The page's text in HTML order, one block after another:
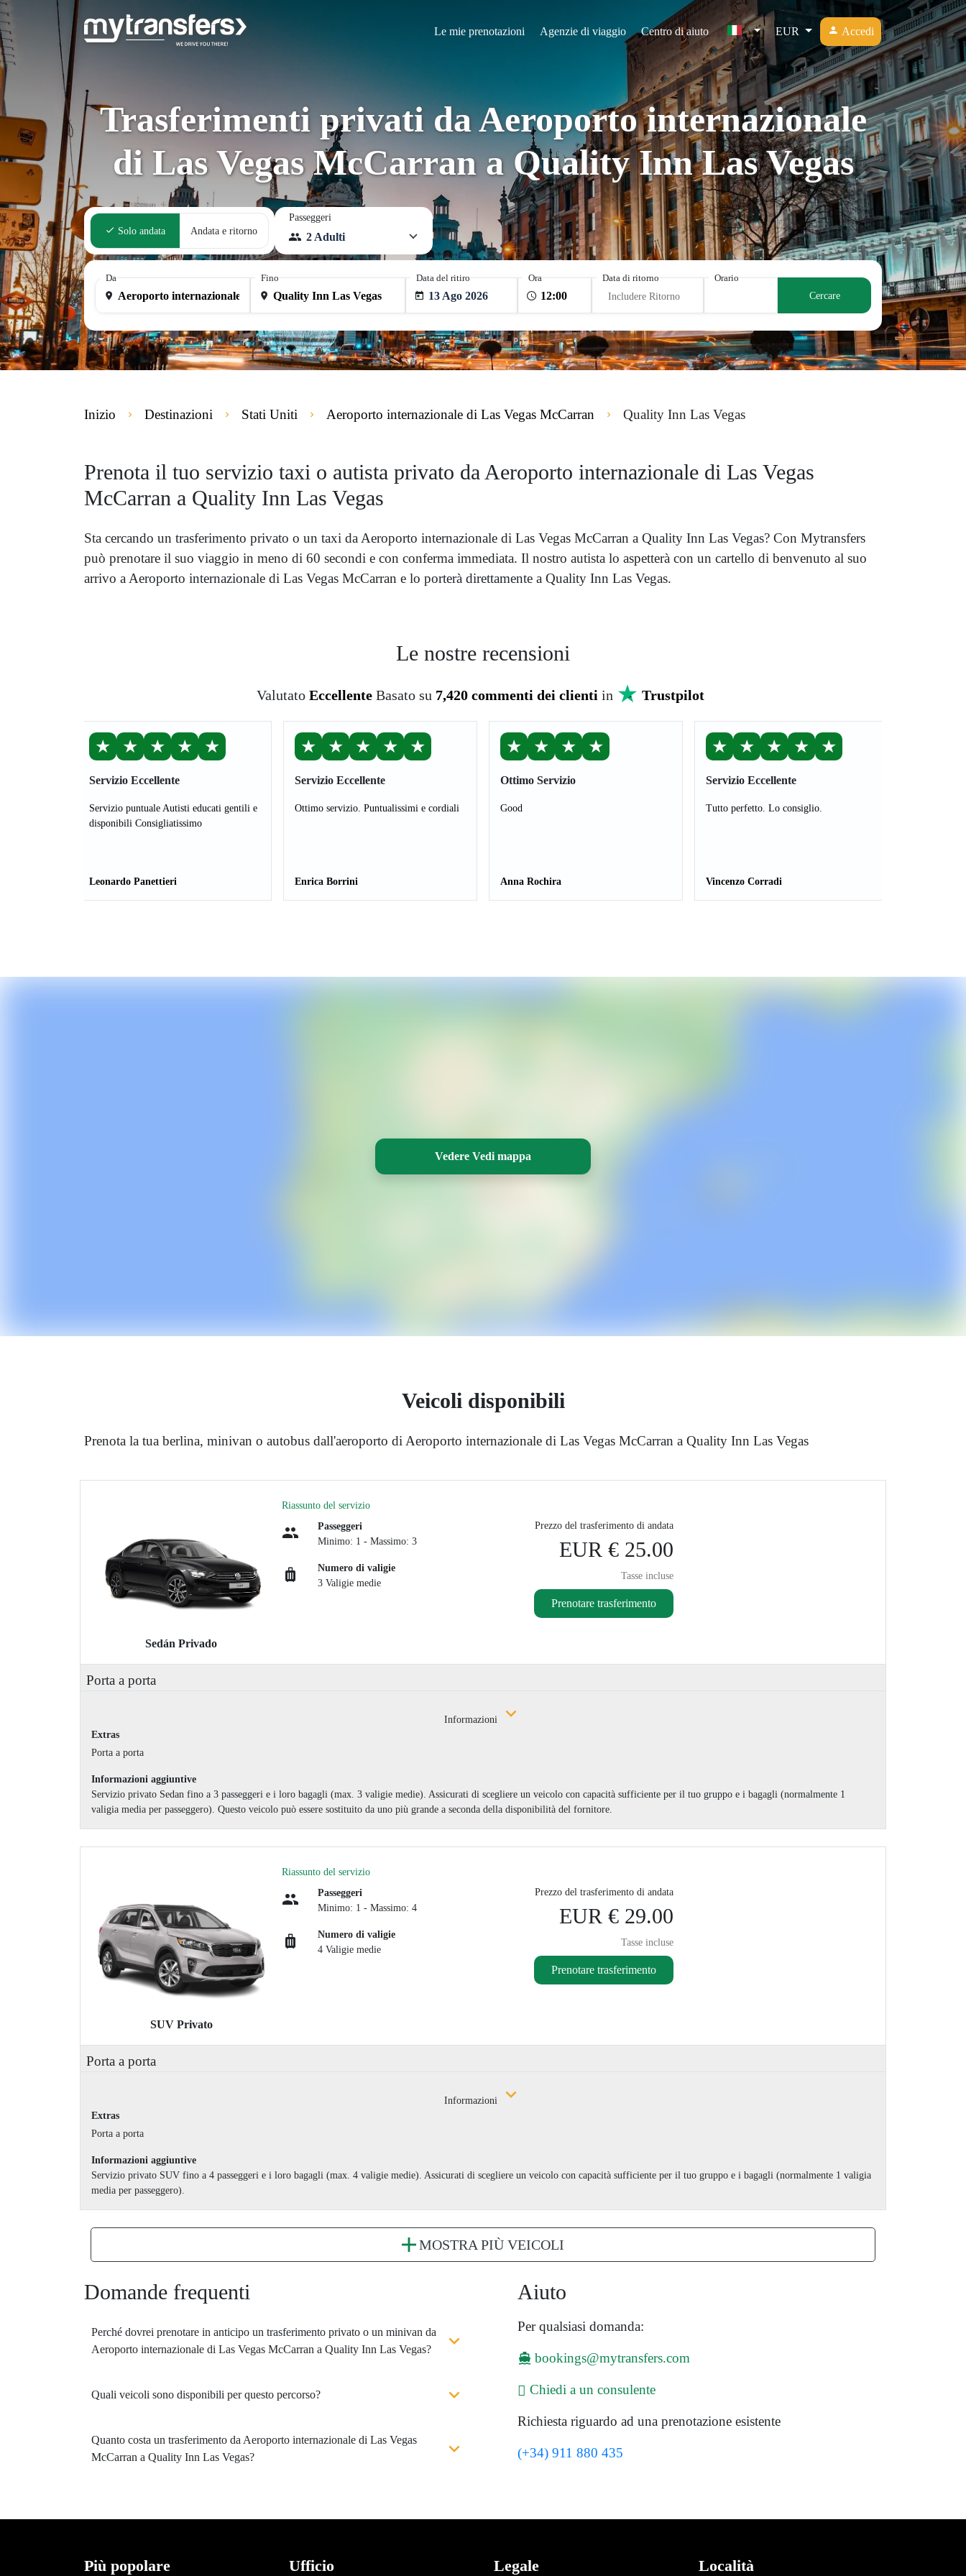
Le mie prenotazioni Agenzie di viaggio Centro di aiuto EUR Accedi
Trasferimenti privati da Aeroporto internazionale
di Las Vegas McCarran a Quality Inn Las Vegas
Solo andata Andata e ritorno
Passeggeri
2 Adulti
Da Fino Data del ritiro
13 Ago 2026
Ora
Data di ritorno
Includere Ritorno
Orario
Cercare
Inizio Destinazioni Stati Uniti Aeroporto internazionale di Las Vegas McCarran Quality Inn Las Vegas
Prenota il tuo servizio taxi o autista privato da Aeroporto internazionale di Las Vegas
McCarran a Quality Inn Las Vegas
Sta cercando un trasferimento privato o un taxi da Aeroporto internazionale di Las Vegas McCarran a Quality Inn Las Vegas? Con Mytransfers
può prenotare il suo viaggio in meno di 60 secondi e con conferma immediata. Il nostro autista lo aspetterà con un cartello di benvenuto al suo
arrivo a Aeroporto internazionale di Las Vegas McCarran e lo porterà direttamente a Quality Inn Las Vegas.
Le nostre recensioni
Valutato Eccellente Basato su 7,420 commenti dei clienti in Trustpilot
★ ★ ★ ★ ★
Servizio Eccellente
Servizio puntuale Autisti educati gentili e
disponibili Consigliatissimo
Leonardo Panettieri
★ ★ ★ ★ ★
Servizio Eccellente
Ottimo servizio. Puntualissimi e cordiali
Enrica Borrini
★ ★ ★ ★
Ottimo Servizio
Good
Anna Rochira
★ ★ ★ ★ ★
Servizio Eccellente
Tutto perfetto. Lo consiglio.
Vincenzo Corradi
Vedere Vedi mappa
Veicoli disponibili
Prenota la tua berlina, minivan o autobus dall'aeroporto di Aeroporto internazionale di Las Vegas McCarran a Quality Inn Las Vegas
Sedán Privado
Riassunto del servizio
Passeggeri
Minimo: 1 - Massimo: 3
Numero di valigie
3 Valigie medie
Prezzo del trasferimento di andata
EUR € 25.00
Tasse incluse
Prenotare trasferimento
Porta a porta
Informazioni
Extras
Porta a porta
Informazioni aggiuntive
Servizio privato Sedan fino a 3 passeggeri e i loro bagagli (max. 3 valigie medie). Assicurati di scegliere un veicolo con capacità sufficiente per il tuo gruppo e i bagagli (normalmente 1
valigia media per passeggero). Questo veicolo può essere sostituito da uno più grande a seconda della disponibilità del fornitore.
SUV Privato
Riassunto del servizio
Passeggeri
Minimo: 1 - Massimo: 4
Numero di valigie
4 Valigie medie
Prezzo del trasferimento di andata
EUR € 29.00
Tasse incluse
Prenotare trasferimento
Porta a porta
Informazioni
Extras
Porta a porta
Informazioni aggiuntive
Servizio privato SUV fino a 4 passeggeri e i loro bagagli (max. 4 valigie medie). Assicurati di scegliere un veicolo con capacità sufficiente per il tuo gruppo e i bagagli (normalmente 1 valigia
media per passeggero).
MOSTRA PIÙ VEICOLI
Domande frequenti
Perché dovrei prenotare in anticipo un trasferimento privato o un minivan da
Aeroporto internazionale di Las Vegas McCarran a Quality Inn Las Vegas?
Quali veicoli sono disponibili per questo percorso?
Quanto costa un trasferimento da Aeroporto internazionale di Las Vegas
McCarran a Quality Inn Las Vegas?
Aiuto
Per qualsiasi domanda:
bookings@mytransfers.com
Chiedi a un consulente
Richiesta riguardo ad una prenotazione esistente
(+34) 911 880 435
Più popolare Ufficio Legale Località